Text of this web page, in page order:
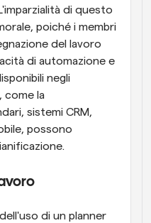
di questo
poiché i membri
del lavoro
di automazione e
negli
come la
sistemi CRM,
possono
di un planner